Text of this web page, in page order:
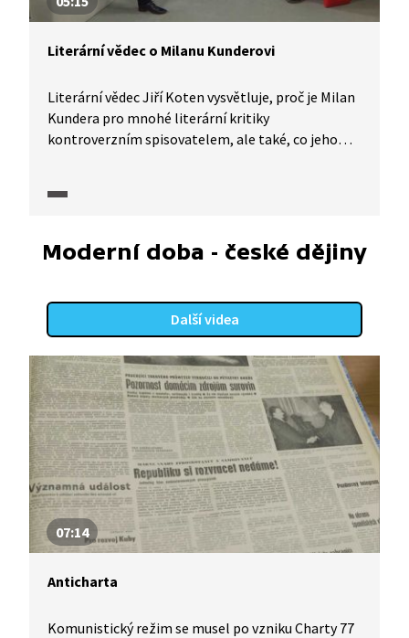
Literární vědec o Milanu Kunderovi
Literární vědec Jiří Koten vysvětluje, proč je Milan
Kundera pro mnohé literární kritiky
kontroverzním spisovatelem, ale také, co jeho
Moderní doba - české dějiny
Další videa
07:14
Anticharta
Komunistický režim se musel po vzniku Charty 77